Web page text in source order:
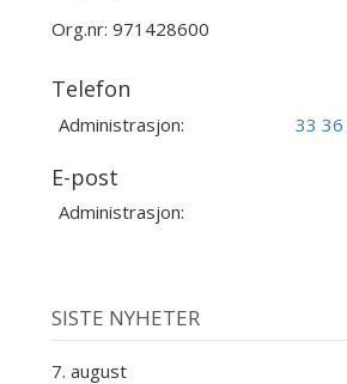
Org.nr: 971428600
Telefon
Administrasjon: 33
E-post
Administrasjon:
SISTE NYHETER
7. august